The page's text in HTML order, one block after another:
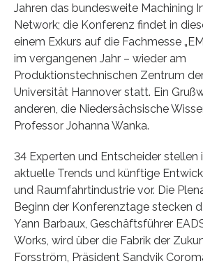
Jahren das bundesweite Machining
Network; die Konferenz findet in
einem Exkurs auf die Fachmesse
im vergangenen Jahr – wieder am
Produktionstechnischen Zentrum
Universität Hannover statt. Ein
anderen, die Niedersächsische
Professor Johanna Wanka.
34 Experten und Entscheider stellen
aktuelle Trends und künftige
und Raumfahrtindustrie vor. Die
Beginn der Konferenztage stecken
Yann Barbaux, Geschäftsführer
Works, wird über die Fabrik der
Forsström, Präsident Sandvik